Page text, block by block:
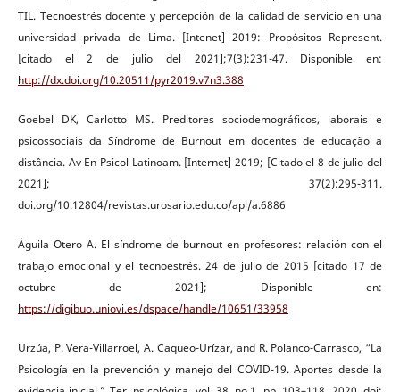
TIL. Tecnoestrés docente y percepción de la calidad de servicio en una
universidad privada de Lima. [Intenet] 2019: Propósitos Represent.
[citado el 2 de julio del 2021];7(3):231-47. Disponible en:
http://dx.doi.org/10.20511/pyr2019.v7n3.388
Goebel DK, Carlotto MS. Preditores sociodemográficos, laborais e
psicossociais da Síndrome de Burnout em docentes de educação a
distância. Av En Psicol Latinoam. [Internet] 2019; [Citado el 8 de julio del
2021]; 37(2):295-311.
doi.org/10.12804/revistas.urosario.edu.co/apl/a.6886
Águila Otero A. El síndrome de burnout en profesores: relación con el
trabajo emocional y el tecnoestrés. 24 de julio de 2015 [citado 17 de
octubre de 2021]; Disponible en:
https://digibuo.uniovi.es/dspace/handle/10651/33958
Urzúa, P. Vera-Villarroel, A. Caqueo-Urízar, and R. Polanco-Carrasco, “La
Psicología en la prevención y manejo del COVID-19. Aportes desde la